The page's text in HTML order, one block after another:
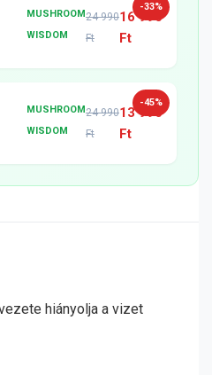
-33%
MUSHROOM
WISDOM
24 990
Ft
16 990
Ft
-45%
MUSHROOM
WISDOM
24 990
Ft
13 990
Ft